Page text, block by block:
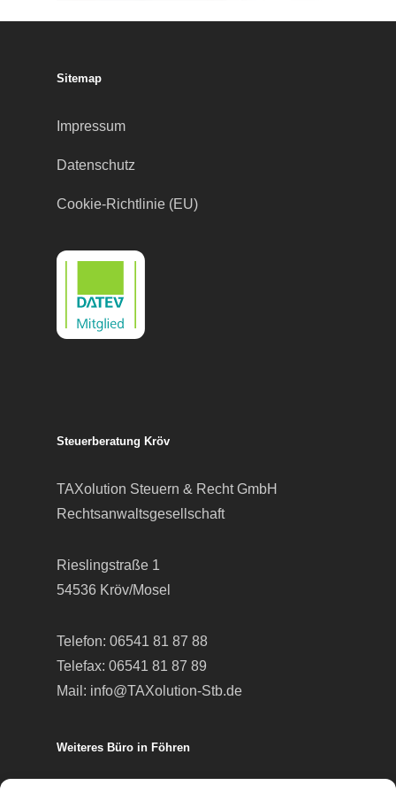
Sitemap
Impressum
Datenschutz
Cookie-Richtlinie (EU)
Steuerberatung Kröv
TAXolution Steuern & Recht GmbH
Rechtsanwaltsgesellschaft
Rieslingstraße 1
54536 Kröv/Mosel
Telefon: 06541 81 87 88
Telefax: 06541 81 87 89
Mail: info@TAXolution-Stb.de
Weiteres Büro in Föhren